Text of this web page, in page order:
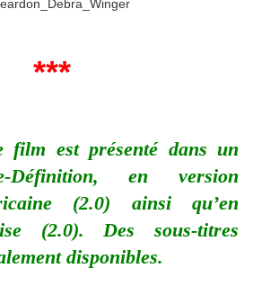
***
est présenté dans un
Définition, en version
(2.0) ainsi qu’en
(2.0). Des sous-titres
disponibles.